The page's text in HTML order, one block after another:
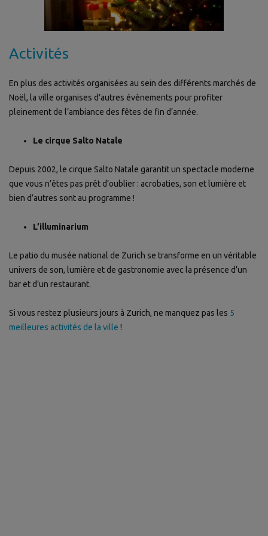
Activités
En plus des activités organisées au sein des différents marchés de
Noël, la ville organises d’autres évènements pour profiter
pleinement de l’ambiance des fêtes de fin d’année.
Le cirque Salto Natale
Depuis 2002, le cirque Salto Natale garantit un spectacle moderne
que vous n’êtes pas prêt d’oublier : acrobaties, son et lumière et
bien d’autres sont au programme !
L’illuminarium
Le patio du musée national de Zurich se transforme en un véritable
univers de son, lumière et de gastronomie avec la présence d’un
bar et d’un restaurant.
Si vous restez plusieurs jours à Zurich, ne manquez pas les 5
meilleures activités de la ville !